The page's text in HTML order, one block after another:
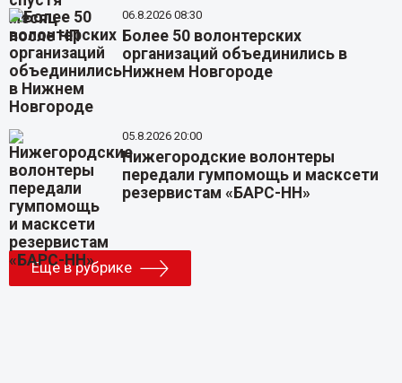
06.8.2026 08:30
Более 50 волонтерских
организаций объединились в
Нижнем Новгороде
05.8.2026 20:00
Нижегородские волонтеры
передали гумпомощь и масксети
резервистам «БАРС-НН»
Еще в рубрике